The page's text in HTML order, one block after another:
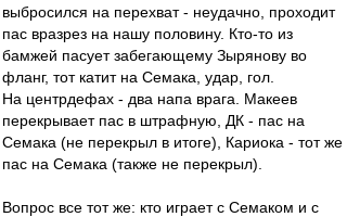
выбросился на перехват - неудачно, проходит
пас вразрез на нашу половину. Кто-то из
бамжей пасует забегающему Зырянову во
фланг, тот катит на Семака, удар, гол.
На центрдефах - два напа врага. Макеев
перекрывает пас в штрафную, ДК - пас на
Семака (не перекрыл в итоге), Кариока - тот же
пас на Семака (также не перекрыл).
Вопрос все тот же: кто играет с Семаком и с